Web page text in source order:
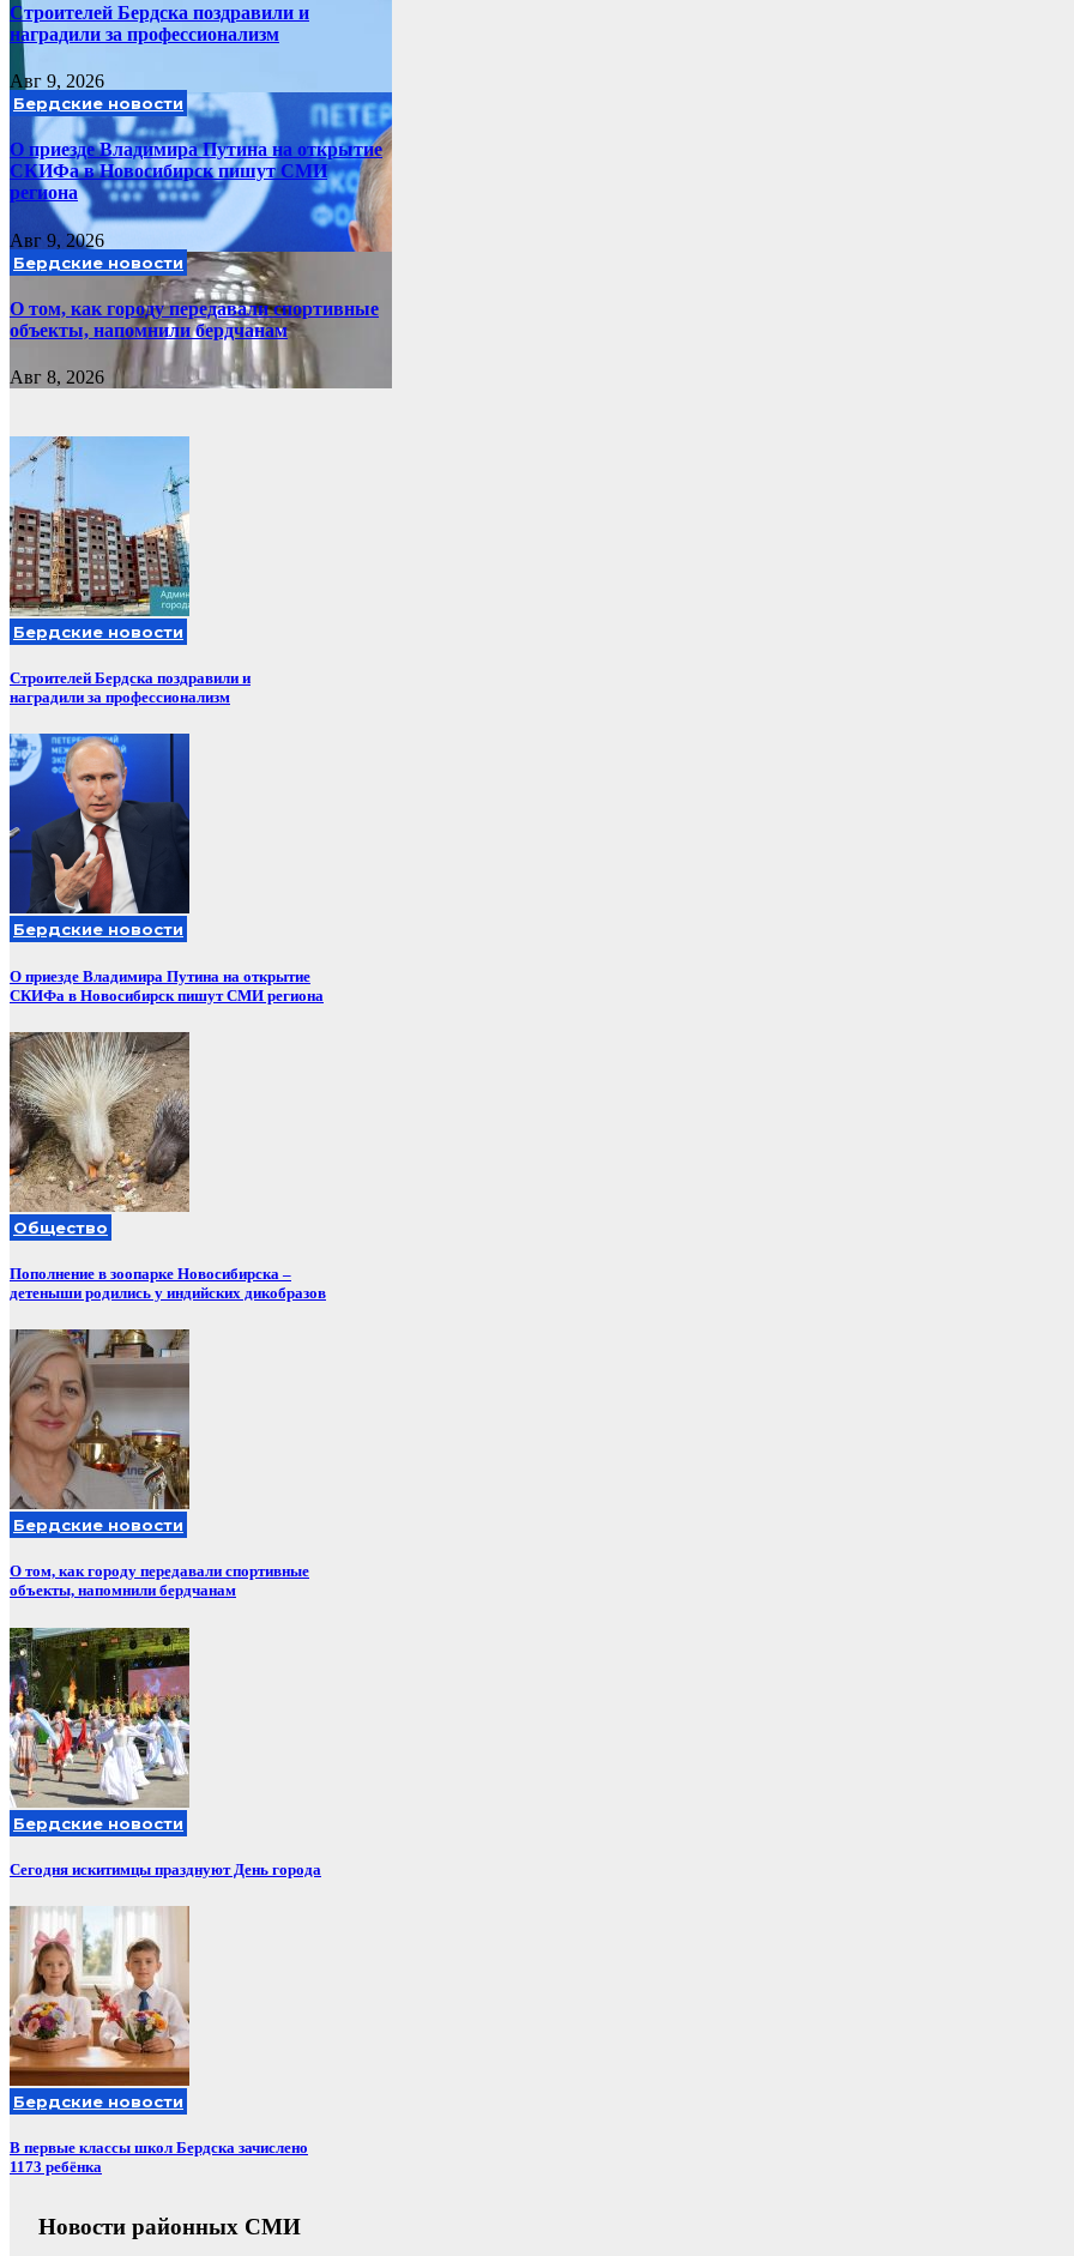
Строителей Бердска поздравили и
наградили за профессионализм
Авг 9, 2026
Бердские новости
О приезде Владимира Путина на открытие
СКИФа в Новосибирск пишут СМИ
региона
Авг 9, 2026
Бердские новости
О том, как городу передавали спортивные
объекты, напомнили бердчанам
Авг 8, 2026
Бердские новости
Строителей Бердска поздравили и
наградили за профессионализм
Бердские новости
О приезде Владимира Путина на открытие
СКИФа в Новосибирск пишут СМИ региона
Общество
Пополнение в зоопарке Новосибирска –
детеныши родились у индийских дикобразов
Бердские новости
О том, как городу передавали спортивные
объекты, напомнили бердчанам
Бердские новости
Сегодня искитимцы празднуют День города
Бердские новости
В первые классы школ Бердска зачислено
1173 ребёнка